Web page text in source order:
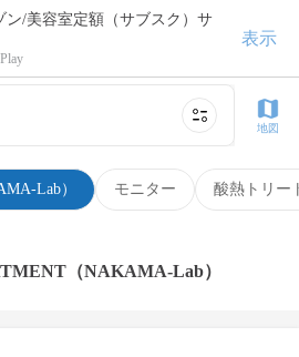
ン/美容室定額（サブスク）サ
表示
Lab） モニター 酸熱トリー
地図
（NAKAMA-Lab）